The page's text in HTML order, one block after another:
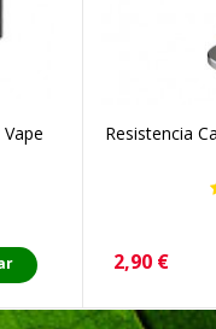
Resistencia
Precio
2,90 €